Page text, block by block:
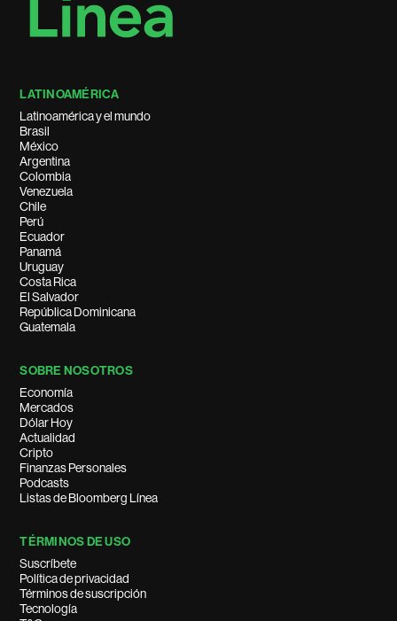
LATINOAMÉRICA
Latinoamérica y el mundo
Brasil
México
Argentina
Colombia
Venezuela
Chile
Perú
Ecuador
Panamá
Uruguay
Costa Rica
El Salvador
República Dominicana
Guatemala
SOBRE NOSOTROS
Economía
Mercados
Dólar Hoy
Actualidad
Cripto
Finanzas Personales
Podcasts
Listas de Bloomberg Línea
TÉRMINOS DE USO
Suscríbete
Política de privacidad
Términos de suscripción
Tecnología